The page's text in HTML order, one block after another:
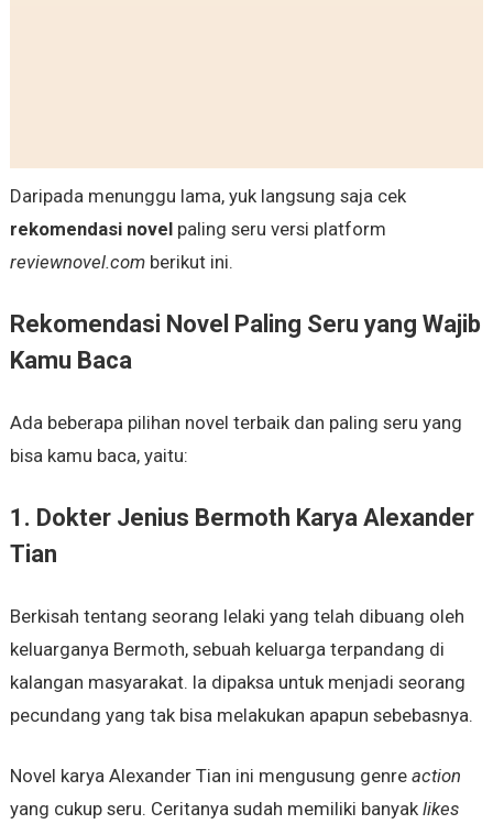
Daripada menunggu lama, yuk langsung saja cek
rekomendasi novel paling seru versi platform
reviewnovel.comberikut ini.
Rekomendasi Novel Paling Seru yang Wajib
Kamu Baca
Ada beberapa pilihan novel terbaik dan paling seru yang
bisa kamu baca, yaitu:
1. Dokter Jenius Bermoth Karya Alexander
Tian
Berkisah tentang seorang lelaki yang telah dibuang oleh
keluarganya Bermoth, sebuah keluarga terpandang di
kalangan masyarakat. Ia dipaksa untuk menjadi seorang
pecundang yang tak bisa melakukan apapun sebebasnya.
Novel karya Alexander Tian ini mengusung genre action
yang cukup seru. Ceritanya sudah memiliki banyak likes